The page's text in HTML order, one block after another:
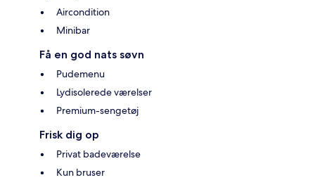
Aircondition
Minibar
Få en god nats søvn
Pudemenu
Lydisolerede værelser
Premium-sengetøj
Frisk dig op
Privat badeværelse
Kun bruser